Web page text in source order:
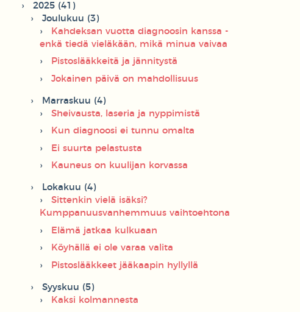
2025 (41)
Joulukuu (3)
Kahdeksan vuotta diagnoosin kanssa -
enkä tiedä vieläkään, mikä minua vaivaa
Pistoslääkkeitä ja jännitystä
Jokainen päivä on mahdollisuus
Marraskuu (4)
Sheivausta, laseria ja nyppimistä
Kun diagnoosi ei tunnu omalta
Ei suurta pelastusta
Kauneus on kuulijan korvassa
Lokakuu (4)
Sittenkin vielä isäksi?
Kumppanuusvanhemmuus vaihtoehtona
Elämä jatkaa kulkuaan
Köyhällä ei ole varaa valita
Pistoslääkkeet jääkaapin hyllyllä
Syyskuu (5)
Kaksi kolmannesta